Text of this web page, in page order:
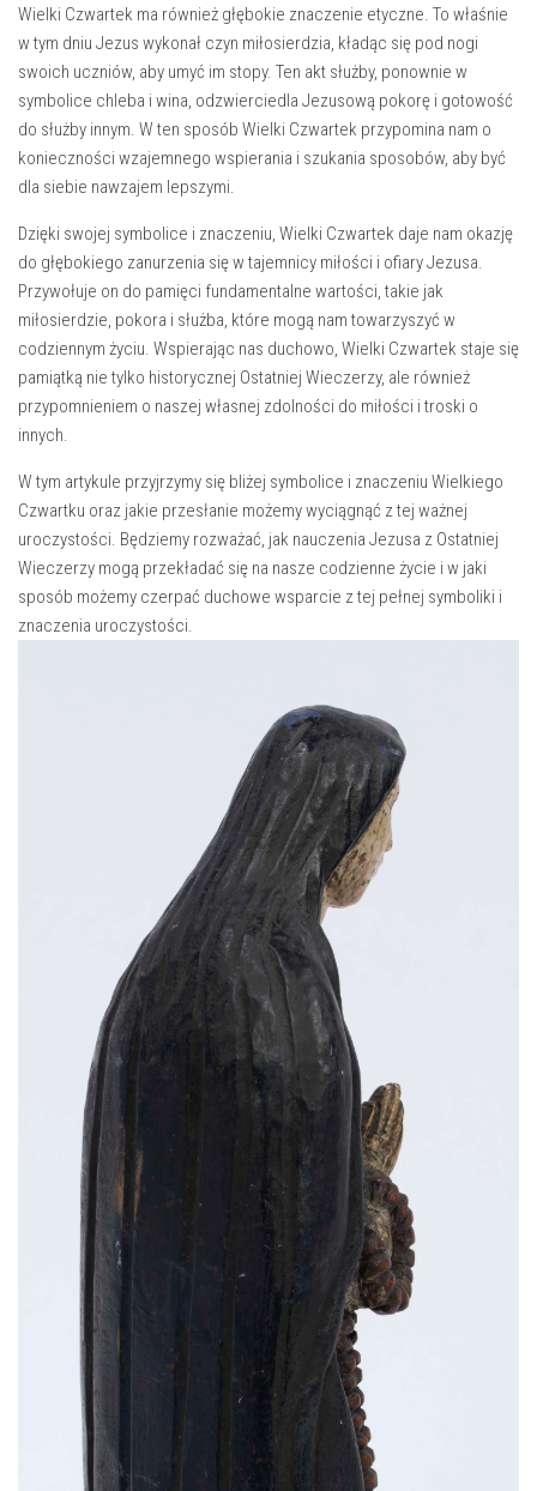
Wielki Czwartek ma również głębokie znaczenie etyczne. To właśnie
w tym dniu Jezus⁣ wykonał czyn miłosierdzia, ‍kładąc się pod nogi
swoich uczniów, aby umyć im stopy. Ten akt służby, ponownie w
symbolice chleba i wina, odzwierciedla Jezusową‌ pokorę i gotowość
do ⁢służby⁣ innym. W ten sposób Wielki Czwartek ‍przypomina nam o
konieczności wzajemnego wspierania i szukania sposobów, ​aby być
dla siebie nawzajem ⁣lepszymi.
Dzięki ‍swojej symbolice⁤ i ⁤znaczeniu, Wielki Czwartek daje ‌nam okazję
do głębokiego ‍zanurzenia się w tajemnicy miłości i ofiary Jezusa.
‌Przywołuje on do pamięci fundamentalne wartości, takie jak
miłosierdzie, pokora i ⁤służba, które mogą nam towarzyszyć w
codziennym ⁣życiu. Wspierając nas duchowo,⁢ Wielki Czwartek staje⁤ się
pamiątką nie⁤ tylko historycznej Ostatniej ‌Wieczerzy, ale również‍
przypomnieniem o naszej własnej zdolności do miłości i troski o
innych.
W tym artykule przyjrzymy się bliżej symbolice i znaczeniu Wielkiego
Czwartku oraz jakie przesłanie możemy wyciągnąć z tej ważnej
uroczystości. Będziemy rozważać, jak ⁣nauczenia⁢ Jezusa z ⁣Ostatniej
Wieczerzy mogą przekładać się na nasze codzienne życie i w jaki
sposób ⁤możemy czerpać ‍duchowe wsparcie z tej pełnej symboliki⁢ i
znaczenia⁣ uroczystości.